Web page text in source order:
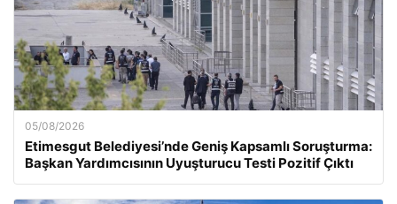
05/08/2026
Etimesgut Belediyesi’nde Geniş Kapsamlı Soruşturma:
Başkan Yardımcısının Uyuşturucu Testi Pozitif Çıktı